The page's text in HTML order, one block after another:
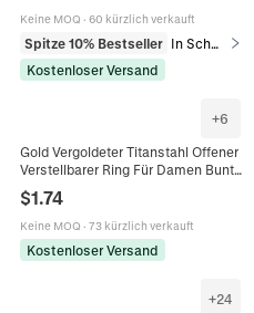
Keine MOQ · 60 kürzlich verkauft
Spitze 10% Bestseller
In Schmucksets
Kostenloser Versand
+6
Gold Vergoldeter Titanstahl Offener
Verstellbarer Ring Für Damen Bunte
Zirkonia Minimalistischer
Geometrischer Schmuck
$1.74
Keine MOQ · 73 kürzlich verkauft
Kostenloser Versand
+24